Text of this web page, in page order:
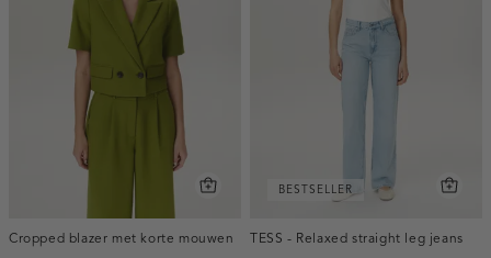
Cropped blazer met korte mouwen
BESTSELLER
TESS - Relaxed straight leg jeans